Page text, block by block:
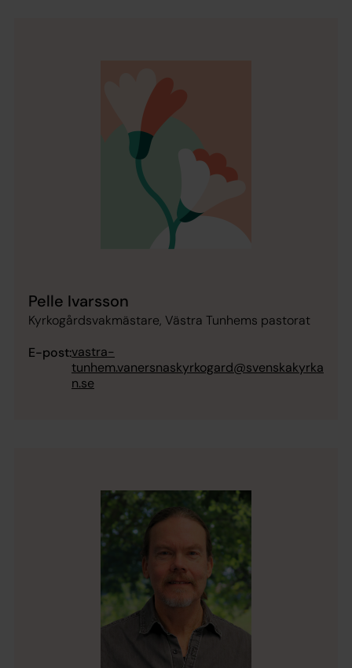
Pelle Ivarsson
Kyrkogårdsvakmästare, Västra Tunhems pastorat
E-post:vastra-
tunhem.vanersnaskyrkogard@svenskakyrka
n.se